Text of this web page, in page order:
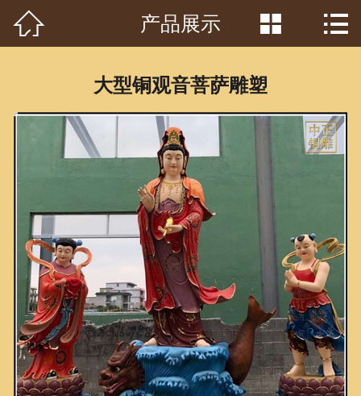
首页
新闻资讯
荣誉资质
泥塑鉴赏
联系我们
 产品展示  
大型铜观音菩萨雕塑